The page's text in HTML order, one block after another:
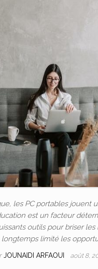
les PC portables jouent
est un facteur
outils pour briser
longtemps limité les
JOUNAIDI ARFAOUI août 8,